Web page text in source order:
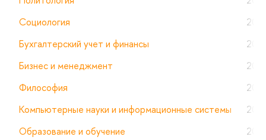
Социология
Бухгалтерский учет и финансы
Бизнес и менеджмент
Философия
Компьютерные науки и информационные системы
Образование и обучение